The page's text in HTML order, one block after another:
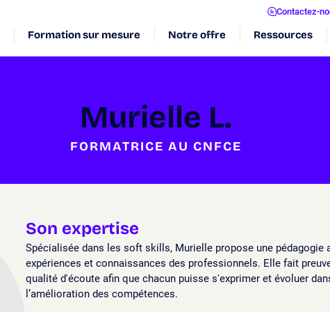
Contactez-
Formation sur mesure Notre offre Ressources
Murielle L.
FORMATRICE AU CNFCE
Son expertise
Spécialisée dans les soft skills, Murielle propose une pédagogie
expériences et connaissances des professionnels. Elle fait
qualité d'écoute afin que chacun puisse s'exprimer et évoluer
l’amélioration des compétences.